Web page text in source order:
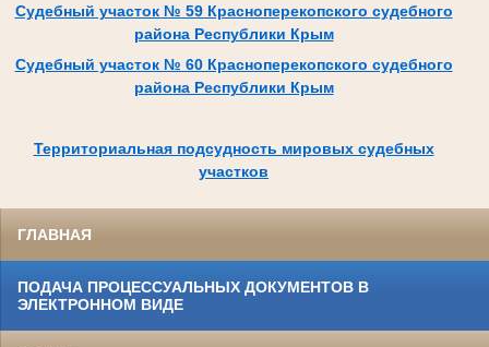
Судебный участок № 59 Красноперекопского судебного
района Республики Крым
Судебный участок № 60 Красноперекопского судебного
района Республики Крым
Территориальная подсудность мировых судебных
участков
ГЛАВНАЯ
ПОДАЧА ПРОЦЕССУАЛЬНЫХ ДОКУМЕНТОВ В
ЭЛЕКТРОННОМ ВИДЕ